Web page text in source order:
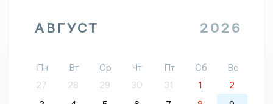
АВГУСТ 2026
Пн Вт Ср Чт Пт Сб
Вс
27
28 29 30 31 1
2